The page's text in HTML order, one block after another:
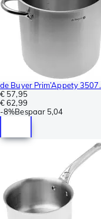
de Buyer Prim’Appety
€ 57,95
€ 62,99
-8%Bespaar 5,04